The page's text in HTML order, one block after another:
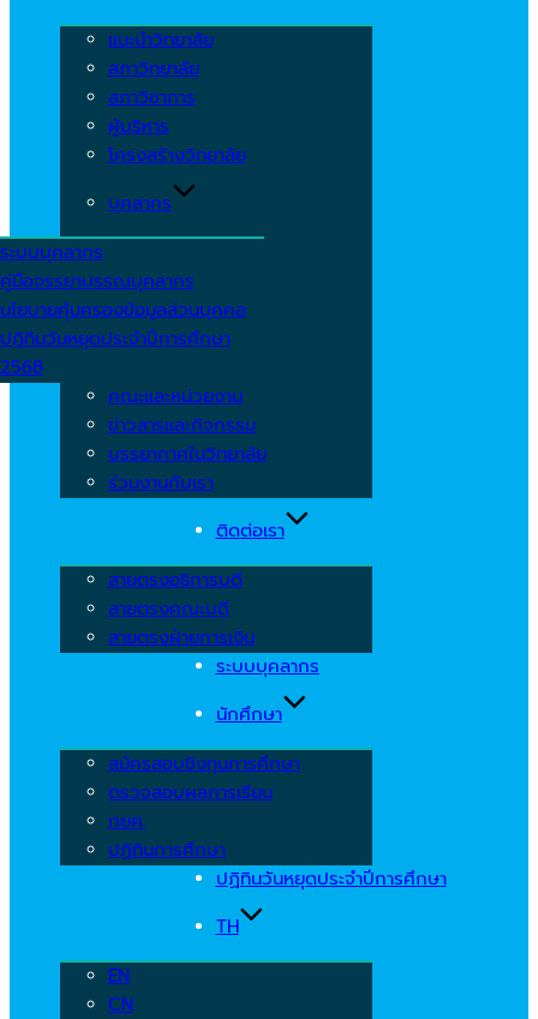
แนะนำวิทยาลัย
สภาวิทยาลัย
สภาวิชาการ
ผู้บริหาร
โครงสร้างวิทยาลัย
บุคลากร
ระบบบุคลากร
คู่มือจรรยาบรรณบุคลากร
นโยบายคุ้มครองข้อมูลส่วนบุคคล
ปฏิทินวันหยุดประจำปีการศึกษา
2568
คณะและหน่วยงาน
ข่าวสารและกิจกรรม
บรรยากาศในวิทยาลัย
ร่วมงานกับเรา
ติดต่อเรา
สายตรงอธิการบดี
สายตรงคณะบดี
สายตรงฝ่ายการเงิน
ระบบบุคลากร
นักศึกษา
สมัครสอบชิงทุนการศึกษา
ตรวจสอบผลการเรียน
กยศ.
ปฏิทินการศึกษา
ปฏิทินวันหยุดประจำปีการศึกษา
TH
EN
CN